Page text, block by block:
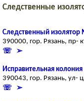
Следственные
Следственный
390000, гор. Рязань, пр-
☏ ➢
Исправительная
390043, гор. Рязань, ул-
☏ ➢